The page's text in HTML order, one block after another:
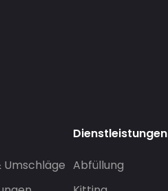
Dienstleistungen
Abfüllung